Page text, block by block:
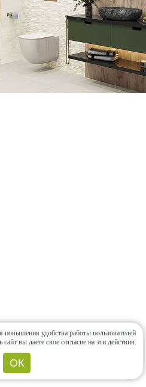
повышения удобства работы пользователей
вы даете свое согласие на эти действия.
ОК